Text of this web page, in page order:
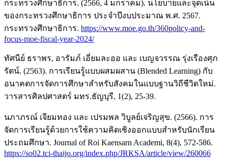
กระทรวงศึกษาธิการ. (2566, 4 มกราคม). นโยบายและจุดเน้น
ของกระทรวงศึกษาธิการ ประจำปีงบประมาณ พ.ศ. 2567.
กระทรวงศึกษาธิการ. https://www.moe.go.th/360policy-and-
focus-moe-fiscal-year-2024/
ทัศนีย์ ธราพร, อารัมภ์ เอี่ยมละออ และ เบญจวรรณ รุ่งเรืองศุภ
รัตน์. (2563). การเรียนรู้แบบผสมผสาน (Blended Learning) กับ
อนาคตการจัดการศึกษาสำหรับสังคมในแบบฐานวิถีชีวิตใหม่.
วารสารศิลปศาสตร์ มทร.ธัญบุรี, 1(2), 25-39.
นภาภรณ์ เจียมทอง และ เปรมพล วิบูลย์เจริญสุข. (2566). การ
จัดการเรียนรู้ด้วยการใช้ความคิดเชิงออกแบบสำหรับนักเรียน
ประถมศึกษา. Journal of Roi Kaensarn Academi, 8(4), 572-586.
https://so02.tci-thaijo.org/index.php/JRKSA/article/view/260066